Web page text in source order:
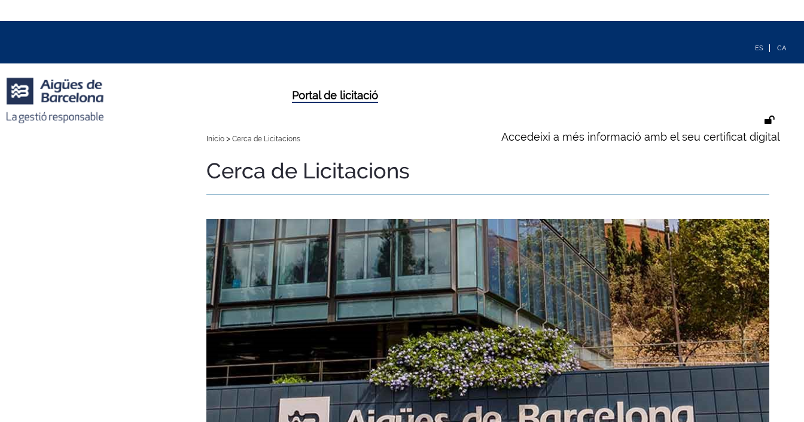
Portal de licitació
Accedeixi a més informació amb el seu certificat digital
Inicio > Cerca de Licitacions
Cerca de Licitacions